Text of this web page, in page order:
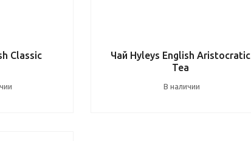
Classic
Чай Hyleys English Aristocratic
Tea
В наличии